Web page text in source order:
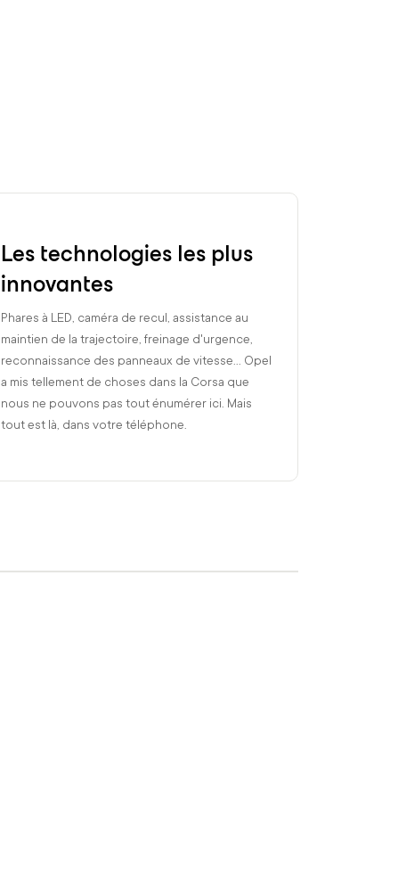
Les technologies les plus
innovantes
Phares à LED, caméra de recul, assistance au
maintien de la trajectoire, freinage d'urgence,
reconnaissance des panneaux de vitesse... Opel
a mis tellement de choses dans la Corsa que
nous ne pouvons pas tout énumérer ici. Mais
tout est là, dans votre téléphone.